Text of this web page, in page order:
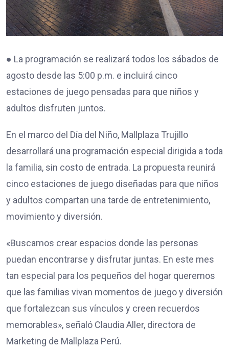
● La programación se realizará todos los sábados de
agosto desde las 5:00 p.m. e incluirá cinco
estaciones de juego pensadas para que niños y
adultos disfruten juntos.
En el marco del Día del Niño, Mallplaza Trujillo
desarrollará una programación especial dirigida a toda
la familia, sin costo de entrada. La propuesta reunirá
cinco estaciones de juego diseñadas para que niños
y adultos compartan una tarde de entretenimiento,
movimiento y diversión.
«Buscamos crear espacios donde las personas
puedan encontrarse y disfrutar juntas. En este mes
tan especial para los pequeños del hogar queremos
que las familias vivan momentos de juego y diversión
que fortalezcan sus vínculos y creen recuerdos
memorables», señaló Claudia Aller, directora de
Marketing de Mallplaza Perú.